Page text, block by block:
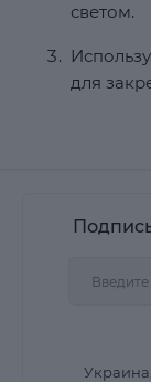
светом.
для